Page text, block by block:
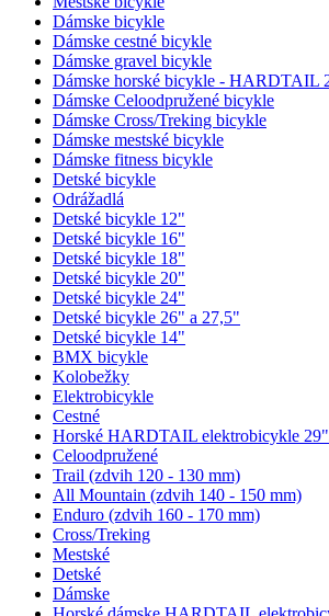
Dámske bicykle
Dámske cestné bicykle
Dámske gravel bicykle
Dámske horské bicykle - HARDTAIL
Dámske Celoodpružené bicykle
Dámske Cross/Treking bicykle
Dámske mestské bicykle
Dámske fitness bicykle
Detské bicykle
Odrážadlá
Detské bicykle 12"
Detské bicykle 16"
Detské bicykle 18"
Detské bicykle 20"
Detské bicykle 24"
Detské bicykle 26" a 27,5"
Detské bicykle 14"
BMX bicykle
Kolobežky
Elektrobicykle
Cestné
Horské HARDTAIL elektrobicykle
Celoodpružené
Trail (zdvih 120 - 130 mm)
All Mountain (zdvih 140 - 150 mm)
Enduro (zdvih 160 - 170 mm)
Cross/Treking
Mestské
Detské
Dámske